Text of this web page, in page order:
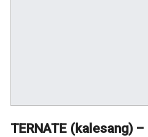
TERNATE (kalesang) –